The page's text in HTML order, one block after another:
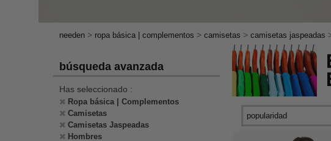
needen > ropa básica | complementos > camisetas > camisetas jaspeadas
búsqueda avanzada
Has seleccionado :
Ropa básica | Complementos
Camisetas
Camisetas Jaspeadas
Hombres